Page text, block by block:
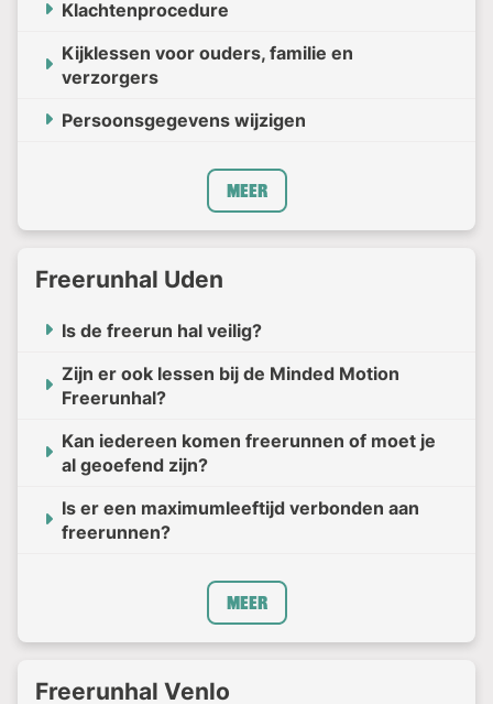
Klachtenprocedure
Kijklessen voor ouders, familie en
verzorgers
Persoonsgegevens wijzigen
Meer
Freerunhal Uden
Is de freerun hal veilig?
Zijn er ook lessen bij de Minded Motion
Freerunhal?
Kan iedereen komen freerunnen of moet je
al geoefend zijn?
Is er een maximumleeftijd verbonden aan
freerunnen?
Meer
Freerunhal Venlo